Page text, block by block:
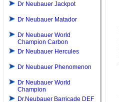
Dr Neubauer Jackpot
Dr Neubauer Matador
Dr Neubauer World
Champion Carbon
Dr Neubauer Hercules
Dr Neubauer Phenomenon
Dr Neubauer World
Champion
Dr.Neubauer Barricade DEF